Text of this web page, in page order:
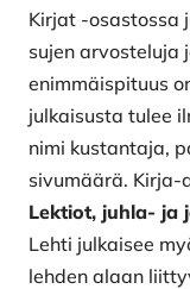
Kirjat -osastossa
sujen arvosteluja
enimmäispituus
julkaisusta tulee
nimi kustan­taja,
sivumäärä. Kirja-
Lektiot, juhla- ja
Lehti julkaisee
lehden alaan